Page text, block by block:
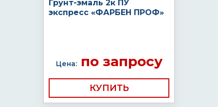
Грунт-эмаль 2к ПУ
экспресс «ФАРБЕН ПРОФ»
Цена:по запросу
КУПИТЬ